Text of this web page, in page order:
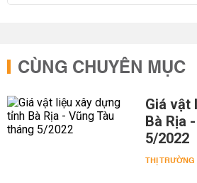
CÙNG CHUYÊN MỤC
Giá vật
Bà Rịa
5/2022
THỊ TRƯỜNG